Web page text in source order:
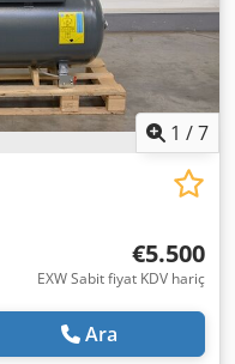
1 /7
€5.500
EXW Sabit fiyat KDV hariç
Ara